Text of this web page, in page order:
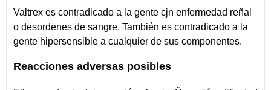
Valtrex es contradicado a la gente cjn enfermedad reñal
o desordenes de sangre. También es contradicado a la
gente hipersensible a cualquier de sus componentes.
Reacciones adversas posibles